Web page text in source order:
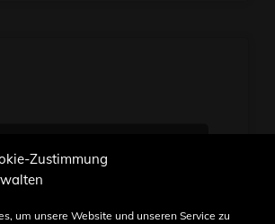
Zustimmung
um unsere Website und unseren Service zu
zu akzeptieren und
Inhalt zu aktivieren